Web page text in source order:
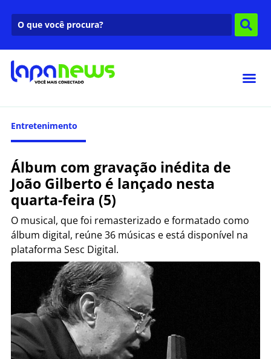
Entretenimento
Álbum com gravação inédita de
João Gilberto é lançado nesta
quarta-feira (5)
O musical, que foi remasterizado e formatado como
álbum digital, reúne 36 músicas e está disponível na
plataforma Sesc Digital.